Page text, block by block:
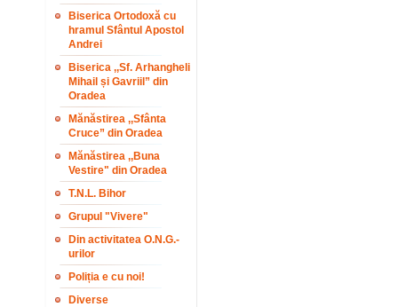
Biserica Ortodoxă cu
hramul Sfântul Apostol
Andrei
Biserica ,,Sf. Arhangheli
Mihail și Gavriil” din
Oradea
Mănăstirea ,,Sfânta
Cruce” din Oradea
Mănăstirea ,,Buna
Vestire" din Oradea
T.N.L. Bihor
Grupul "Vivere"
Din activitatea O.N.G.-
urilor
Poliția e cu noi!
Diverse